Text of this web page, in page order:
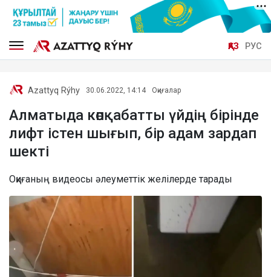
ҚАЗ РУС
Azattyq Rýhy 30.06.2022, 14:14 Оқиғалар
Алматыда көпқабатты үйдің бірінде
лифт істен шығып, бір адам зардап
шекті
Оқиғаның видеосы әлеуметтік желілерде тарады